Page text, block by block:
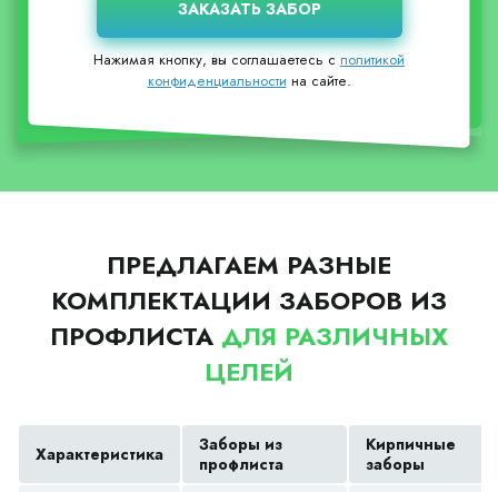
Нажимая кнопку, вы соглашаетесь сполитикой
конфиденциальности на сайте.
ПРЕДЛАГАЕМ РАЗНЫЕ
КОМПЛЕКТАЦИИ ЗАБОРОВ ИЗ
ПРОФЛИСТА ДЛЯ РАЗЛИЧНЫХ
ЦЕЛЕЙ
Характеристика
Заборы из
профлиста
Кирпичные
заборы